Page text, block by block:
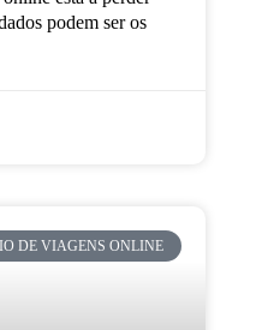
podem ser os
DE VIAGENS ONLINE